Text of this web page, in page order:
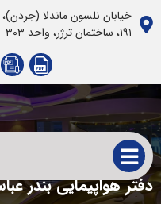
خیابان نلسون ماندلا
١٩١، ساختمان ترژر، واحد ٣٠٣
دفتر هواپیمایی بندر